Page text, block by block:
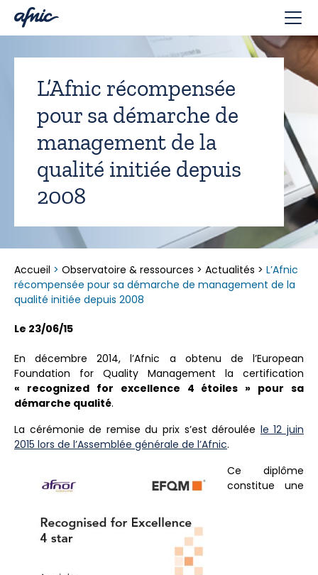
L’Afnic récompensée
pour sa démarche de
management de la
qualité initiée depuis
2008
Accueil > Observatoire & ressources > Actualités > L’Afnic
récompensée pour sa démarche de management de la
qualité initiée depuis 2008
Le 23/06/15
En décembre 2014, l’Afnic a obtenu de l’European
Foundation for Quality Management la certification
« recognized for excellence 4 étoiles » pour sa
démarche qualité.
La cérémonie de remise du prix s’est déroulée le 12 juin
2015 lors de l’Assemblée générale de l’Afnic.
Ce diplôme
constitue une
Panneau de gestion des cookies